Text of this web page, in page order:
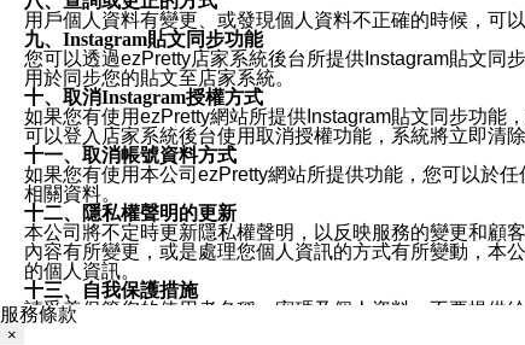
用戶個人資料有變更、或發現個人資料不正確的時候，可
九、Instagram貼文同步功能
您可以透過ezPretty店家系統後台所提供Instagram貼文同
用於同步您的貼文至店家系統。
十、取消Instagram授權方式
如果您有使用ezPretty網站所提供Instagram貼文同步功能
可以登入店家系統後台使用取消授權功能，系統將立即清
十一、取消帳號資料方式
如果您有使用本公司ezPretty網站所提供功能，您可以於
相關資料。
十二、隱私權聲明的更新
本公司將不定時更新隱私權聲明，以反映服務的變更和顧
內容有所變更，或是處理您個人資訊的方式有所變動，本
的個人資訊。
十三、自我保護措施
請妥善保管您的使用者名稱、密碼及個人資料，不要提供
窗，以防止他人讀取您的個人資料、信件或進入所機關管理
服務條款
×